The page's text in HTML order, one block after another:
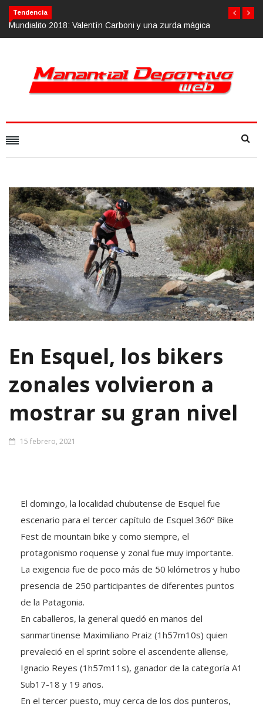
Tendencia
Calvario Race 2018, 10 de noviembre
En Esquel, los bikers
zonales volvieron a
mostrar su gran nivel
15 febrero, 2021
El domingo, la localidad chubutense de Esquel fue
escenario para el tercer capítulo de Esquel 360º Bike
Fest de mountain bike y como siempre, el
protagonismo roquense y zonal fue muy importante.
La exigencia fue de poco más de 50 kilómetros y hubo
presencia de 250 participantes de diferentes puntos
de la Patagonia.
En caballeros, la general quedó en manos del
sanmartinense Maximiliano Praiz (1h57m10s) quien
prevaleció en el sprint sobre el ascendente allense,
Ignacio Reyes (1h57m11s), ganador de la categoría A1
Sub17-18 y 19 años.
En el tercer puesto, muy cerca de los dos punteros,